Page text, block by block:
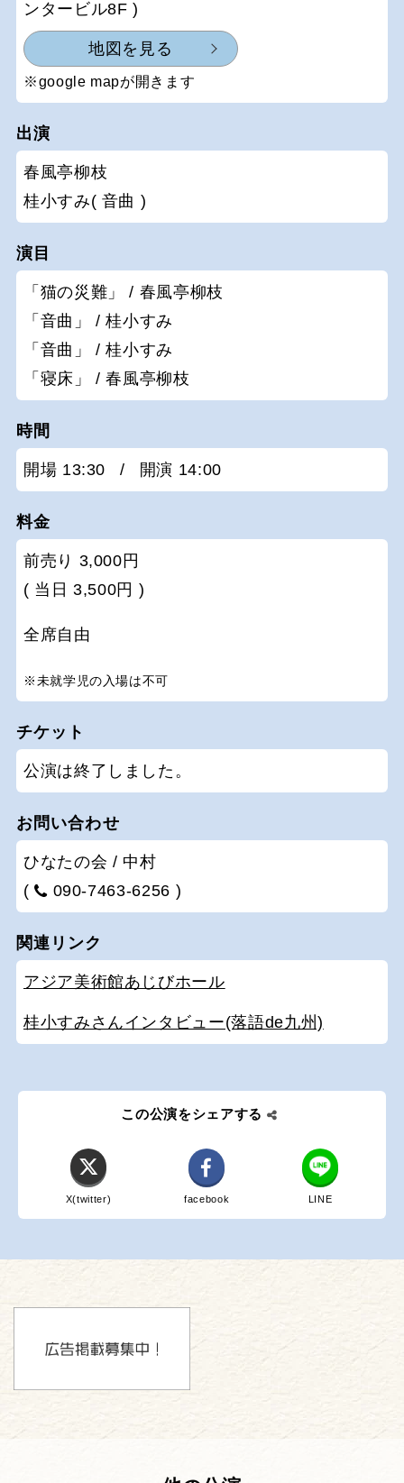
ンタービル8F )
地図を見る
※google mapが開きます
出演
春風亭柳枝
桂小すみ( 音曲 )
演目
「猫の災難」 / 春風亭柳枝
「音曲」 / 桂小すみ
「音曲」 / 桂小すみ
「寝床」 / 春風亭柳枝
時間
開場 13:30 / 開演 14:00
料金
前売り 3,000円
( 当日 3,500円 )
全席自由
※未就学児の入場は不可
チケット
公演は終了しました。
お問い合わせ
ひなたの会 / 中村
(
090-7463-6256 )
関連リンク
アジア美術館あじびホール
桂小すみさんインタビュー(落語de九州)
この公演をシェアする
X(twitter) facebook LINE